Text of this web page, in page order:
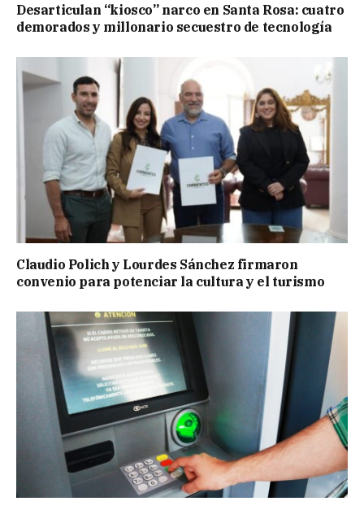
Desarticulan “kiosco” narco en Santa Rosa: cuatro
demorados y millonario secuestro de tecnología
Claudio Polich y Lourdes Sánchez firmaron
convenio para potenciar la cultura y el turismo